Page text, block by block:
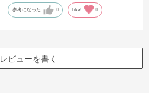
参考になった 0 Like! 0
レビューを書く